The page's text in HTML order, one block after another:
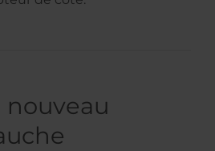
nouveau